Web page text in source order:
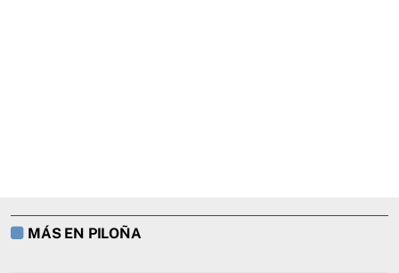
MÁS EN PILOÑA